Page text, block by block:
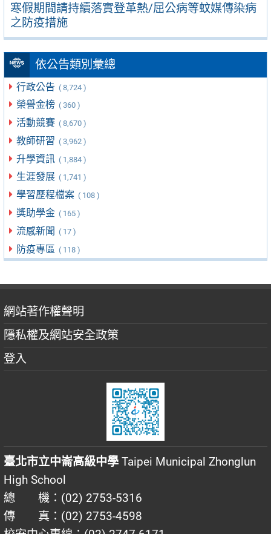
寒假期間請持續落實登革熱/屈公病等蚊媒傳染病
之防疫措施
依公告類別彙總
行政公告 ( 8,724 )
榮譽金榜 ( 360 )
活動競賽 ( 8,670 )
教師研習 ( 3,962 )
升學資訊 ( 1,884 )
生涯發展 ( 1,741 )
學習歷程檔案 ( 108 )
獎助學金 ( 165 )
流感新聞 ( 17 )
防疫專區 ( 118 )
網站著作權聲明
隱私權及網站安全政策
登入
臺北市立中崙高級中學 Taipei Municipal Zhonglun
High School
總 機：(02) 2753-5316
傳 真：(02) 2753-4598